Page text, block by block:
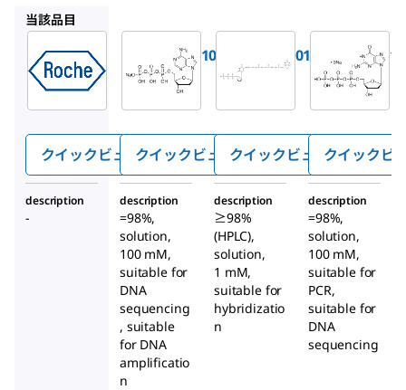
当該品目
11534378910
テトラメ
チルロー
dUTP
クイックビュー
11051440001
dATP
クイックビュー
11427598910
ビオチ
クイックビュークイックビ
description
-
description
=98%,
solution,
100 mM,
suitable for
DNA
sequencing
, suitable
for DNA
amplificatio
n
description
≥98%
(HPLC),
solution,
1 mM,
suitable for
hybridizatio
n
description
=98%,
solution,
100 mM,
suitable for
PCR,
suitable for
DNA
sequencing